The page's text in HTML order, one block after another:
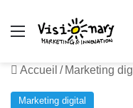
Menu
Accueil / Marketing
Marketing digital